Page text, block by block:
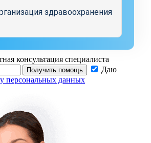
здравоохранения
консультация специалиста
Получить помощь
Даю
персональных данных